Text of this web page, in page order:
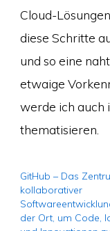
Cloud-
diese Schritte
und so eine
etwaige
werde ich auch
thematisieren.
GitHub – Das
kollaborativer
der Ort, um Code,